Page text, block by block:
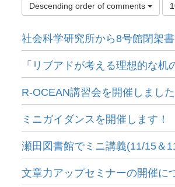
Descending order of comments
社会科学研究所から8号館閉架
「リブアドが考える理想的な
R-OCEAN講習会を開催しました
ミニガイダンスを開催します！
瀬田図書館でミニ講義(11/15＆
文章力アップセミナーの開催に